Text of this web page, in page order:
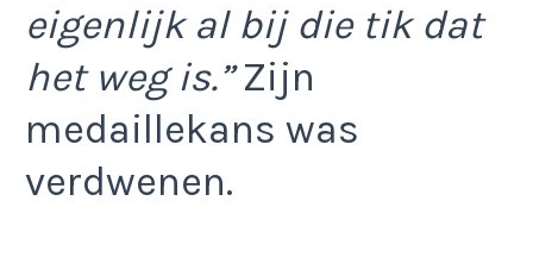
eigenlijk al bij die tik dat
het weg is.”Zijn
medaillekans was
verdwenen.